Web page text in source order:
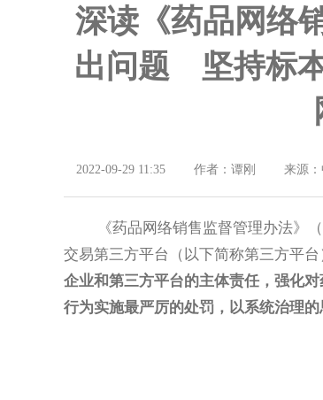
深读《药品网络
出问题 坚持标
2022-09-29 11:35 作者：谭刚 来源
《药品网络销售监督管理办法》
交易第三方平台（以下简称第三方平
企业和第三方平台的主体责任，强化
行为实施最严厉的处罚，以系统治理